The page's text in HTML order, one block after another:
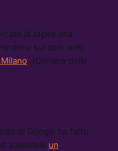
di rapire una
sul dark web.
. (Corriere della
di Google ha fatto
aziendale un